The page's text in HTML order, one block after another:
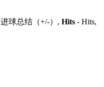
球总结（+/-）, Hits - Hits,